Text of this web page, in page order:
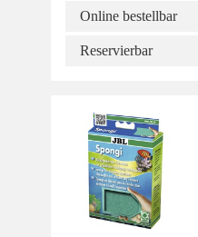
Online bestellbar
Reservierbar